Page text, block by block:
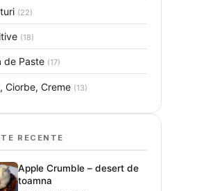
(22)
(18)
de Paste (17)
Ciorbe, Creme (13)
RECENTE
Apple Crumble – desert de
toamna